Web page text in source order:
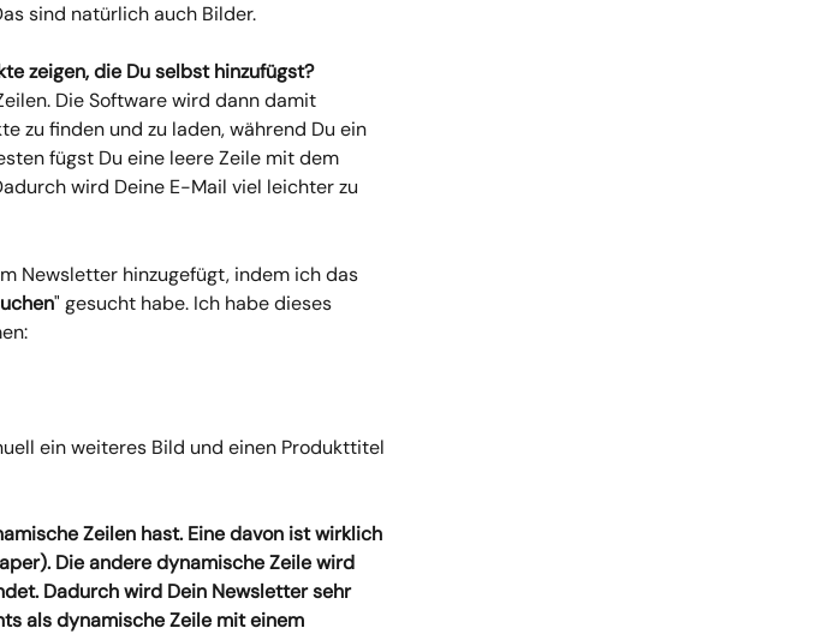
sind natürlich auch Bilder.
zeigen, die Du selbst hinzufügst?
Die Software wird dann damit
zu finden und zu laden, während Du ein
fügst Du eine leere Zeile mit dem
wird Deine E-Mail viel leichter zu
Newsletter hinzugefügt, indem ich das
" gesucht habe. Ich habe dieses
ein weiteres Bild und einen Produkttitel
Zeilen hast. Eine davon ist wirklich
Die andere dynamische Zeile wird
Dadurch wird Dein Newsletter sehr
als dynamische Zeile mit einem